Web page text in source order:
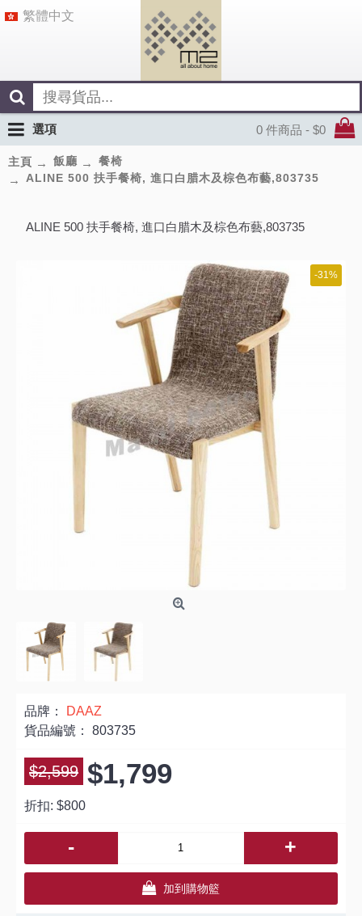
繁體中文
0 件商品 - $0
選項
主頁 飯廳
餐椅
ALINE 500 扶手餐椅, 進口白腊木及棕色布藝,803735
ALINE 500 扶手餐椅, 進口白腊木及棕色布藝,803735
-31%
品牌：
DAAZ
貨品編號： 803735
$2,599 $1,799
折扣: $800
- +
加到購物籃